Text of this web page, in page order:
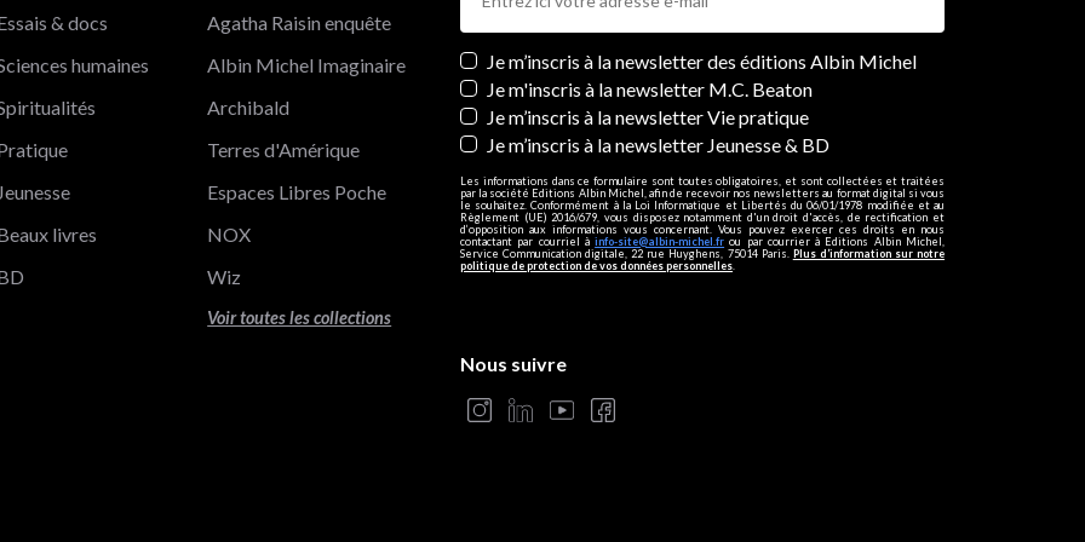
Newsletters
Je m’inscris à la newsletter des éditions Albin Michel
Je m'inscris à la newsletter M.C. Beaton
Je m’inscris à la newsletter Vie pratique
Je m’inscris à la newsletter Jeunesse & BD
Les informations dans ce formulaire sont toutes obligatoires, et sont collectées et traitées
par la société Editions Albin Michel, afin de recevoir nos newsletters au format digital si vous
le souhaitez. Conformément à la Loi Informatique et Libertés du 06/01/1978 modifiée et au
Règlement (UE) 2016/679, vous disposez notamment d'un droit d'accès, de rectification et
d’opposition aux informations vous concernant. Vous pouvez exercer ces droits en nous
contactant par courriel àinfo-site@albin-michel.fr ou par courrier à Editions Albin Michel,
Service Communication digitale, 22 rue Huyghens, 75014 Paris. Plus d’information sur notre
politique de protection de vos données personnelles
& docs
humaines
Jeunesse
livres
Agatha Raisin enquête
Albin Michel Imaginaire
Archibald
Terres d'Amérique
Espaces Libres Poche
NOX
Wiz
Voir toutes les collections
Nous suivre